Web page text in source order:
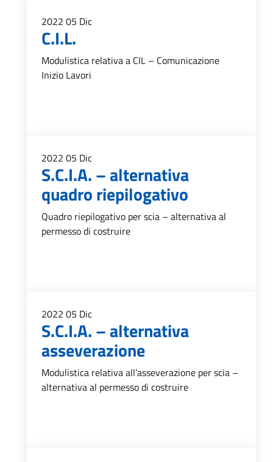
2022 05 Dic
C.I.L.
Modulistica relativa a CIL – Comunicazione
Inizio Lavori
2022 05 Dic
S.C.I.A. – alternativa
quadro riepilogativo
Quadro riepilogativo per scia – alternativa al
permesso di costruire
2022 05 Dic
S.C.I.A. – alternativa
asseverazione
Modulistica relativa all’asseverazione per scia –
alternativa al permesso di costruire